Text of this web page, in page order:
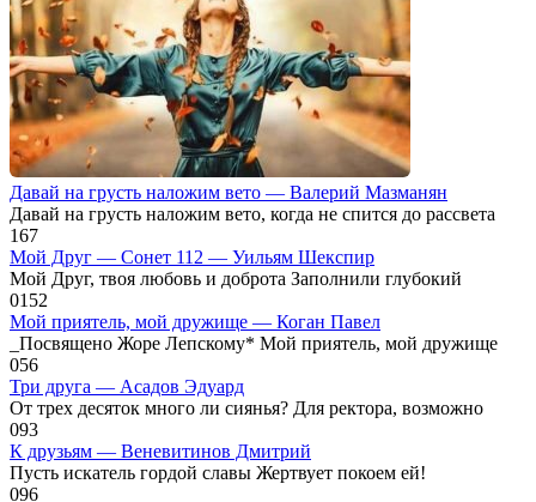
Давай на грусть наложим вето — Валерий Мазманян
Давай на грусть наложим вето, когда не спится до рассвета
167
Мой Друг — Сонет 112 — Уильям Шекспир
Мой Друг, твоя любовь и доброта Заполнили глубокий
0152
Мой приятель, мой дружище — Коган Павел
_Посвящено Жоре Лепскому* Мой приятель, мой дружище
056
Три друга — Асадов Эдуард
От трех десяток много ли сиянья? Для ректора, возможно
093
К друзьям — Веневитинов Дмитрий
Пусть искатель гордой славы Жертвует покоем ей!
096